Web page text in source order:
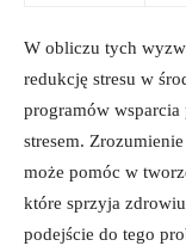
W obliczu tych
redukcję stresu ‌w
programów
stresem.
może pomóc w
które sprzyja
podejście ⁣do⁤ tego​